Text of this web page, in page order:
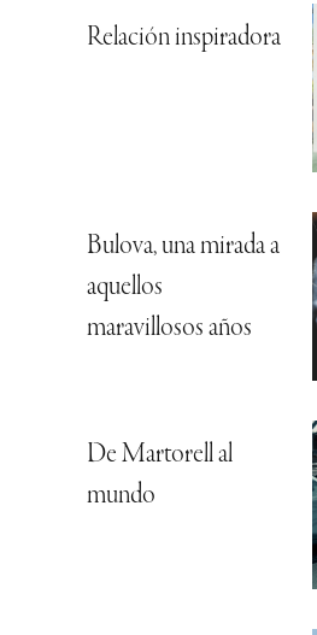
Relación inspiradora
Bulova, una mirada a
aquellos
maravillosos años
De Martorell al
mundo